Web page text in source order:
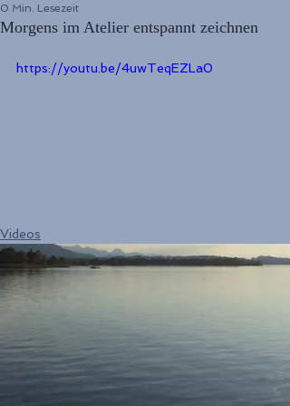
Morgens im Atelier entspannt zeichnen
0 Min. Lesezeit
https://youtu.be/4uwTeqEZLa0
Videos